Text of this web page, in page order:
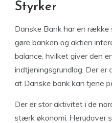
Styrker
Danske Bank har en række
gøre banken og aktien
balance, hvilket giver den
indtjeningsgrundlag. Der er
at Danske bank kan tjene
Der er stor aktivitet i de
stærk økonomi. Herudover